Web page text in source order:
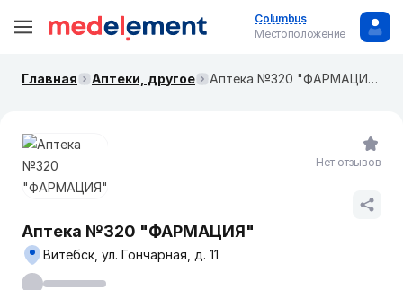
Columbus
Местоположение
Главная Аптеки, другое Аптека №320 "ФАРМАЦИЯ"
Аптека №320 "ФАРМАЦИЯ"
Витебск, ул. Гончарная, д. 11
Нет отзывов